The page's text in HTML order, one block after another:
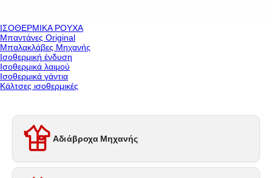
ΙΣΟΘΕΡΜΙΚΑ ΡΟΥΧΑ
Μπαντάνες Original
Μπαλακλάβες Μηχανής
Ισοθερμική ένδυση
Ισοθερμικά λαιμού
Ισοθερμικά γάντια
Κάλτσες ισοθερμικές
Αδιάβροχα Μηχανής